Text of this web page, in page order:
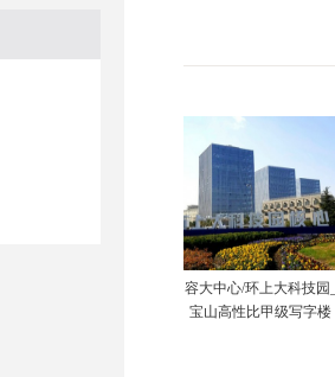
容大中心/环上大科技园_
宝山高性比甲级写字楼